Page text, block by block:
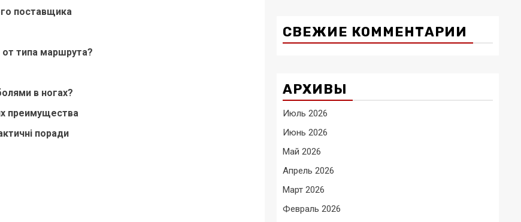
поставщика
типа маршрута?
в ногах?
преимущества
поради
СВЕЖИЕ КОММЕНТАРИИ
АРХИВЫ
Июль 2026
Июнь 2026
Май 2026
Апрель 2026
Март 2026
Февраль 2026